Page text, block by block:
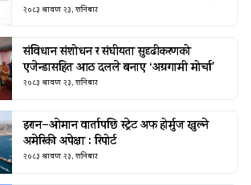
२०८३ श्रावण २३, शनिबार
संविधान संशोधन र संघीयता सुदृढीकरणको
एजेन्डासहित आठ दलले बनाए ‘अग्रगामी मोर्चा’
२०८३ श्रावण २३, शनिबार
इरान–ओमान वार्तापछि स्ट्रेट अफ होर्मुज खुल्ने
अमेरिकी अपेक्षा : रिपोर्ट
२०८३ श्रावण २३, शनिबार